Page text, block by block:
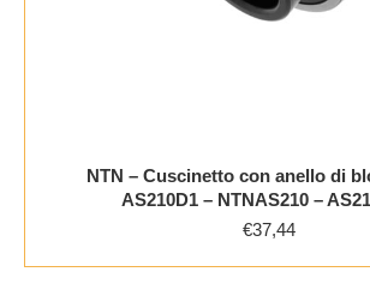
NTN – Cuscinetto con anello di
AS210D1 – NTNAS210 –
€37,44